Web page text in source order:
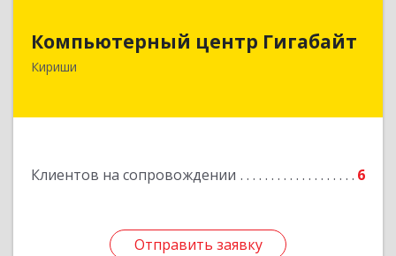
Компьютерный центр Гигабайт
Кириши
Клиентов на сопровождении 6
Отправить заявку
187110, Ленинградская обл, Кириши г,
Подробнее
Отправить заявку